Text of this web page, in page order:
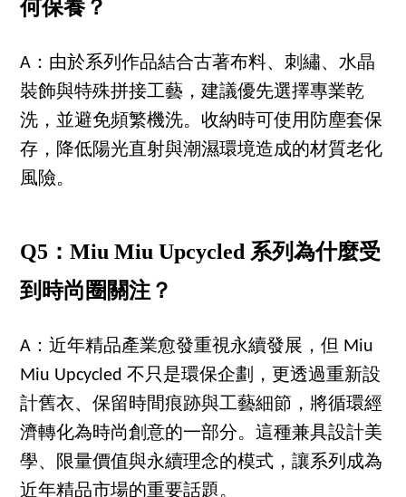
何保養？
A：由於系列作品結合古著布料、刺繡、水晶
裝飾與特殊拼接工藝，建議優先選擇專業乾
洗，並避免頻繁機洗。收納時可使用防塵套保
存，降低陽光直射與潮濕環境造成的材質老化
風險。
Q5：Miu Miu Upcycled 系列為什麼受
到時尚圈關注？
A：近年精品產業愈發重視永續發展，但 Miu
Miu Upcycled 不只是環保企劃，更透過重新設
計舊衣、保留時間痕跡與工藝細節，將循環經
濟轉化為時尚創意的一部分。這種兼具設計美
學、限量價值與永續理念的模式，讓系列成為
近年精品市場的重要話題。